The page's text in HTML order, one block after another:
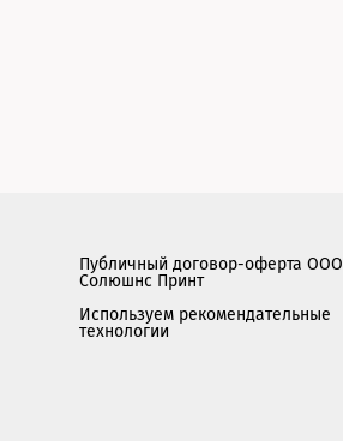
Публичный договор-оферта ООО
Солюшнс Принт
Используем рекомендательные
технологии